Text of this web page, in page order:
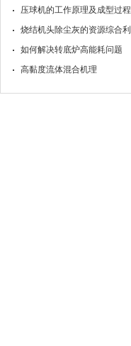
压球机的工作原理及成型过程
烧结机头除尘灰的资源综合利
如何解决转底炉高能耗问题
高黏度流体混合机理